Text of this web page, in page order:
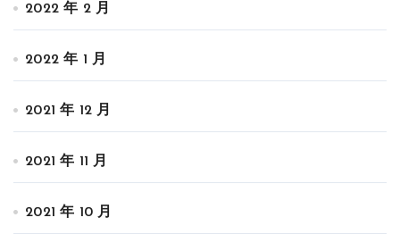
2022 年 2 月
2022 年 1 月
2021 年 12 月
2021 年 11 月
2021 年 10 月